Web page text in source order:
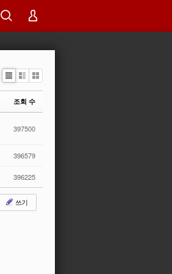
Li
Zi
e
G
le
y
조회 수
397500
396579
396225
쓰기